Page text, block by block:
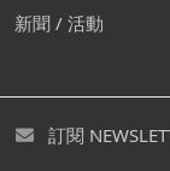
我們建
您可透過創建免
新聞 / 活動
訂閱